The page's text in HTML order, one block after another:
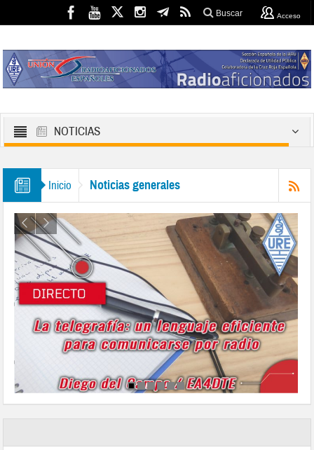
Buscar Acceso
NOTICIAS
Inicio Noticias generales